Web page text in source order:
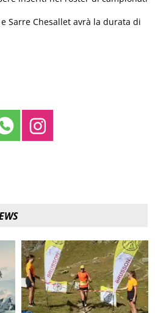
Sarre Chesallet avrà la durata di